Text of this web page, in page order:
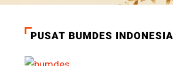
PUSAT BUMDES INDONESIA